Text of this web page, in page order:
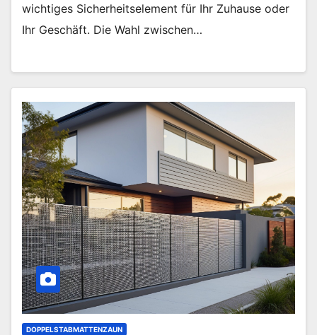
wichtiges Sicherheitselement für Ihr Zuhause oder
Ihr Geschäft. Die Wahl zwischen…
DOPPELSTABMATTENZAUN